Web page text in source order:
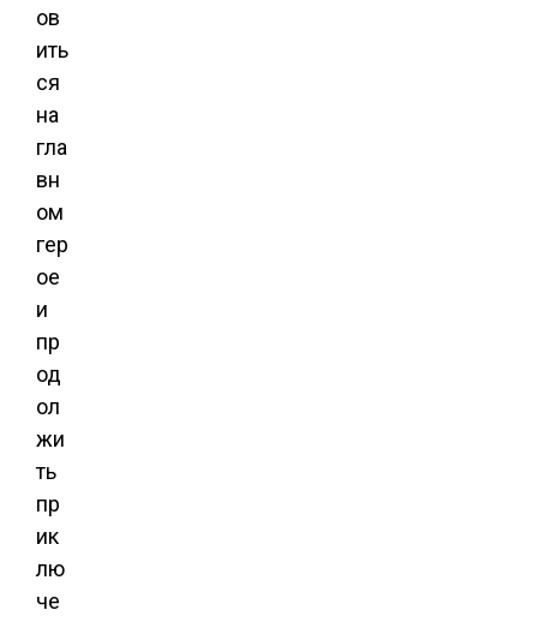
ов
ить
ся
на
гла
вн
ом
гер
ое
и
пр
од
ол
жи
ть
пр
ик
лю
че